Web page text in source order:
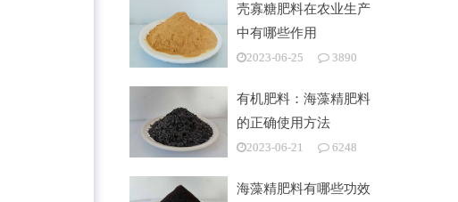
壳寡糖肥料在农业生产
中有哪些作用
2023-06-25 3890
有机肥料：海藻精肥料
的正确使用方法
2023-06-21 6248
海藻精肥料有哪些功效